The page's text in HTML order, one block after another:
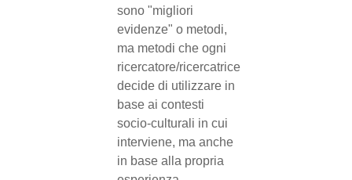
sono "migliori
evidenze" o metodi,
ma metodi che ogni
ricercatore/ricercatrice
decide di utilizzare in
base ai contesti
socio-culturali in cui
interviene, ma anche
in base alla propria